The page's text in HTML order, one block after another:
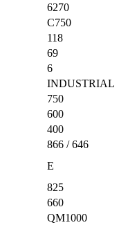
6270
C750
118
69
6
INDUSTRIAL
750
600
400
866 / 646
E
825
660
QM1000